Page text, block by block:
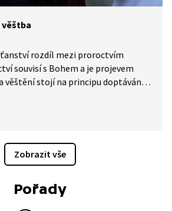
rozdíl mezi proroctvím
souvisí s Bohem a je projevem
věštění stojí na principu doptávání
Zobrazit vše
Pořady